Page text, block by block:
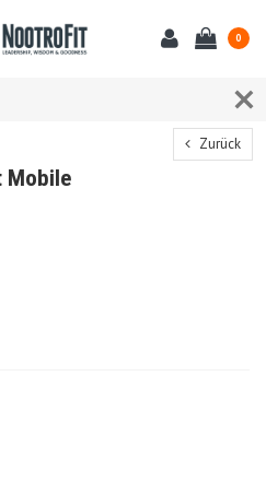
0
Zurück
Mobile